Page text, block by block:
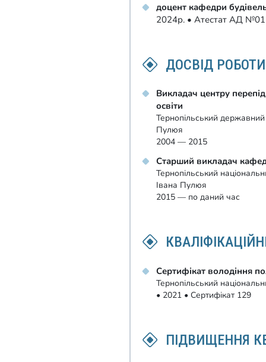
доцент кафедри
2024р. • Атестат АД
ДОСВІД РОБОТИ
Викладач центру
освіти
Тернопільський державний
Пулюя
2004 — 2015
Старший викладач
Тернопільський
Івана Пулюя
2015 — по даний час
Сертифікат володіння
Тернопільський
• 2021 • Сертифікат 129
ПІДВИЩЕННЯ